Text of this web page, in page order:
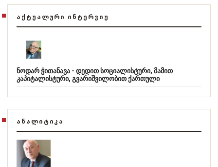
ᲐᲥᲢᲣᲐᲚᲣᲠᲘ ᲘᲜᲢᲔᲠᲕᲘᲣ
ნოდარ ჭითანავა - დედით სოციალისტური, მამით
კაპიტალისტური, გვარიშვილობით ქართული
ᲐᲜᲐᲚᲘᲢᲘᲙᲐ